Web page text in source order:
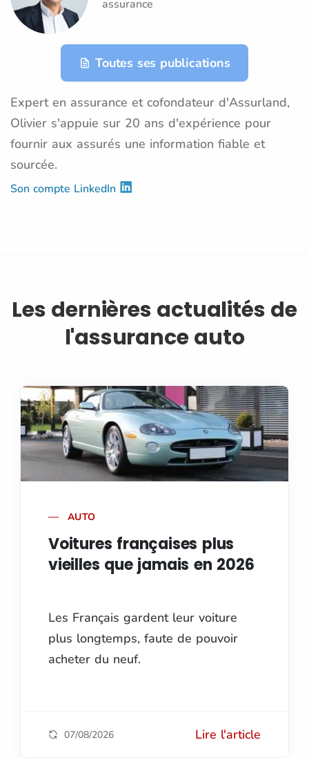
assurance
Toutes ses publications
Expert en assurance et cofondateur d'Assurland,
Olivier s'appuie sur 20 ans d'expérience pour
fournir aux assurés une information fiable et
sourcée.
Son compte LinkedIn
Les dernières actualités de
l'assurance auto
AUTO
Voitures françaises plus
vieilles que jamais en 2026
Les Français gardent leur voiture
plus longtemps, faute de pouvoir
acheter du neuf.
07/08/2026 Lire l'article